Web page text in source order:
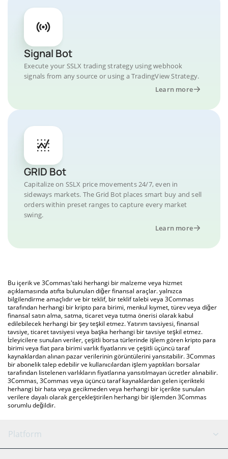
Signal Bot
Execute your SSLX trading strategy using webhook
signals from any source or using a TradingView Strategy.
Learn more
GRID Bot
Capitalize on SSLX price movements 24/7, even in
sideways markets. The Grid Bot places smart buy and sell
orders within preset ranges to capture every market
swing.
Learn more
Bu içerik ve 3Commas'taki herhangi bir malzeme veya hizmet
açıklamasında atıfta bulunulan diğer finansal araçlar. yalnızca
bilgilendirme amaçlıdır ve bir teklif, bir teklif talebi veya 3Commas
tarafından herhangi bir kripto para birimi, menkul kıymet, türev veya diğer
finansal satın alma, satma, ticaret veya tutma önerisi olarak kabul
edilebilecek herhangi bir şey teşkil etmez. Yatırım tavsiyesi, finansal
tavsiye, ticaret tavsiyesi veya başka herhangi bir tavsiye teşkil etmez.
İzleyicilere sunulan veriler, çeşitli borsa türlerinde işlem gören kripto para
birimi veya fiat para birimi varlık fiyatlarını ve çeşitli üçüncü taraf
kaynaklardan alınan pazar verilerinin görüntülerini yansıtabilir. 3Commas
bir abonelik talep edebilir ve kullanıcılardan işlem yaptıkları borsalar
tarafından listelenen varlıkların fiyatlarına yansıtılmayan ücretler alınabilir.
3Commas, 3Commas veya üçüncü taraf kaynaklardan gelen içerikteki
herhangi bir hata veya gecikmeden veya herhangi bir içerikte sunulan
verilere dayalı olarak gerçekleştirilen herhangi bir işlemden 3Commas
sorumlu değildir.
Platform